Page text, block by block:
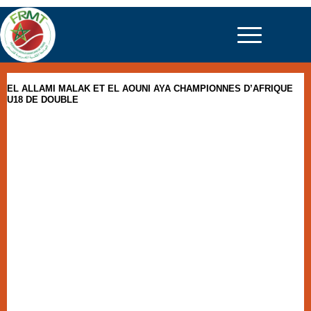
EL ALLAMI MALAK ET EL AOUNI AYA CHAMPIONNES D’AFRIQUE
U18 DE DOUBLE